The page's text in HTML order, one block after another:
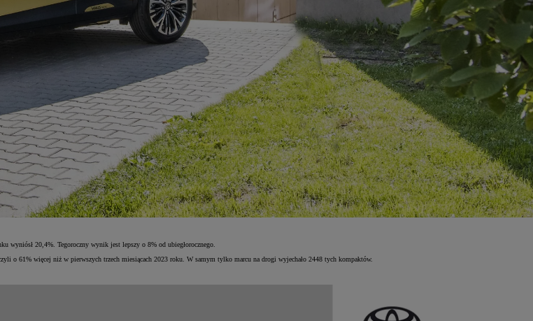
wyniósł 20,4%. Tegoroczny wynik jest lepszy o 8% od ubiegłorocznego.
o 61% więcej niż w pierwszych trzech miesiącach 2023 roku. W samym tylko marcu na drogi wyjechało 2448 tych kompaktów.